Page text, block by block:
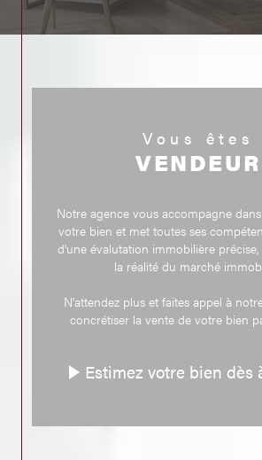
Nous écoutons attentivement vos besoins
offres qui correspondent précisément à vos
Pour ceux qui souhaitent louer, notre agence
Brioude ou une maison avec jardin, notre
Notre équipe veille à ce que chaque location
Estimation
Si vous envisagez de vendre votre
est une étape indispensable.
minutieuse de votre bien pour vous fournir
optimisée.
Notre objectif est de vous positionner
Vous êtes
VENDEUR
Notre agence vous accompagne
votre bien et met toutes ses
d'une évalutation immobilière
la réalité du marché
N'attendez plus et faites appel à
concrétiser la vente de votre bien
Estimez votre bien dès